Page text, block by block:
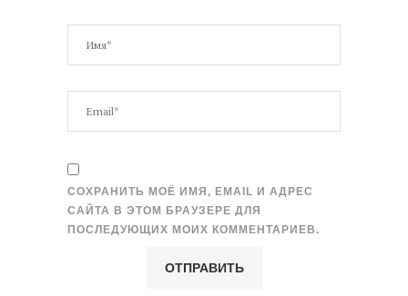
СОХРАНИТЬ МОЁ ИМЯ, EMAIL И АДРЕС
САЙТА В ЭТОМ БРАУЗЕРЕ ДЛЯ
ПОСЛЕДУЮЩИХ МОИХ КОММЕНТАРИЕВ.